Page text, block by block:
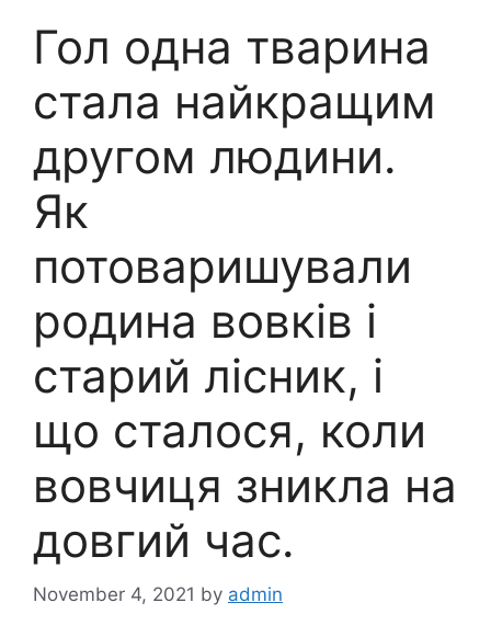
Гол одна тварина
стала найкращим
другом людини.
Як
потоваришували
родина вовків і
старий лісник, і
що сталося, коли
вовчиця зникла на
довгий час.
November 4, 2021 by admin